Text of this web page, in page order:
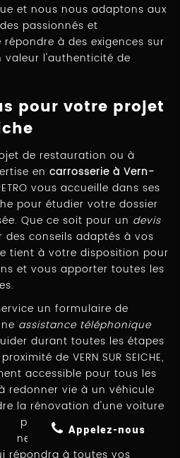
et nous nous adaptons aux
passionnés et
à des exigences sur
valeur l'authenticité de
pour votre projet
de restauration ou à
en carrosserie à Vern-
vous accueille dans ses
pour étudier votre dossier
Que ce soit pour un devis
conseils adaptés à vos
tient à votre disposition pour
et vous apporter toutes les
un formulaire de
assistance téléphonique
durant toutes les étapes
de VERN SUR SEICHE,
accessible pour tous les
redonner vie à un véhicule
la rénovation d'une voiture
pour prendre contact et
professionnel,
répondra à toutes vos
Appelez-nous